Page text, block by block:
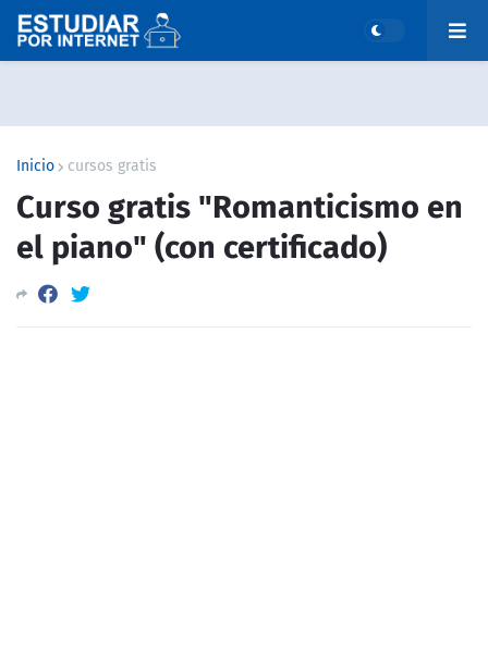
Inicio cursos gratis
Curso gratis "Romanticismo en
el piano" (con certificado)